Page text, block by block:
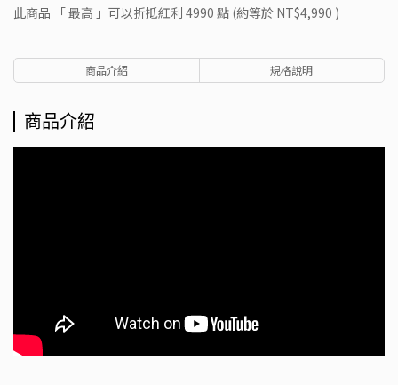
此商品 「 最高 」可以折抵紅利 4990 點 (約等於 NT$4,990 )
商品介紹 規格說明
商品介紹